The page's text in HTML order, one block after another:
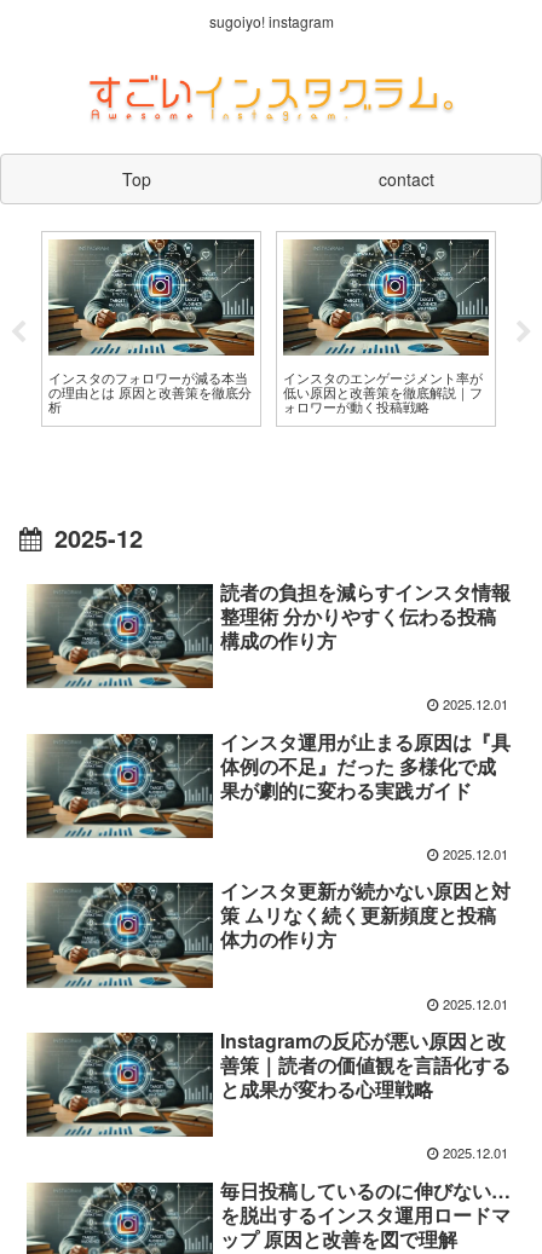
sugoiyo! instagram
Top contact
タのフォロワーが減る本当
とは 原因と改善策を徹底分
インスタのエンゲージメント率が
低い原因と改善策を徹底解説｜フ
ォロワーが動く投稿戦略
インスタのエ
びない原因と
2025-12
読者の負担を減らすインスタ情報
整理術 分かりやすく伝わる投稿
構成の作り方
2025.12.01
インスタ運用が止まる原因は『具
体例の不足』だった 多様化で成
果が劇的に変わる実践ガイド
2025.12.01
インスタ更新が続かない原因と対
策 ムリなく続く更新頻度と投稿
体力の作り方
2025.12.01
Instagramの反応が悪い原因と改
善策｜読者の価値観を言語化する
と成果が変わる心理戦略
2025.12.01
毎日投稿しているのに伸びない…
を脱出するインスタ運用ロードマ
ップ 原因と改善を図で理解